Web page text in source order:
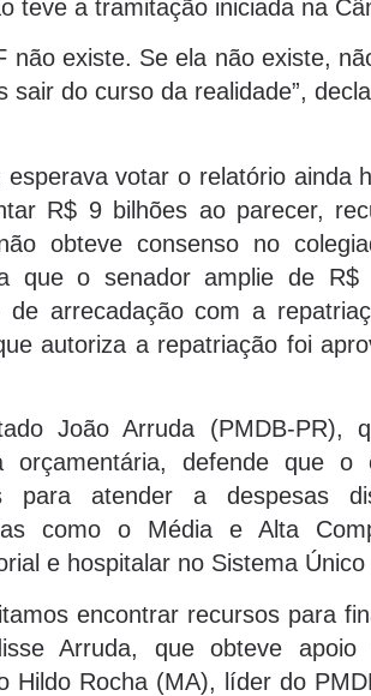
teve a tramitação iniciada na
não existe. Se ela não existe,
sair do curso da realidade”,
esperava votar o relatório ainda
R$ 9 bilhões ao parecer,
obteve consenso no
que o senador amplie de
de arrecadação com a
autoriza a repatriação foi
João Arruda (PMDB-
orçamentária, defende que
para atender a despesas
como o Média e Alta
e hospitalar no Sistema
encontrar recursos para
Arruda, que obteve
Hildo Rocha (MA), líder do